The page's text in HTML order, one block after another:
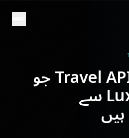
Travel API Suppliers جو
پہلے ہی Luxota سے